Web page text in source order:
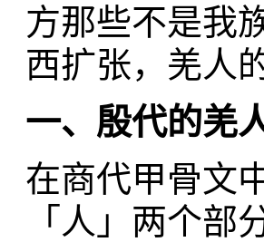
方那些不是我
西扩张，羌人
一、殷代的羌
在商代甲骨文
「人」两个